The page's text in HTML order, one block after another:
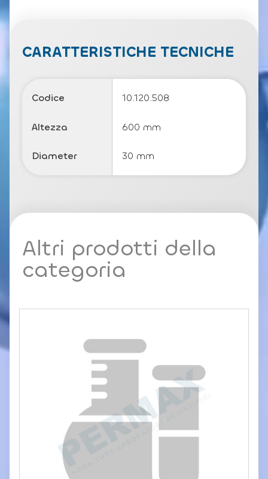
c
y
li
CARATTERISTICHE TECNICHE
Codice 10.120.508
Altezza 600 mm
Diameter 30 mm
Altri prodotti della
categoria